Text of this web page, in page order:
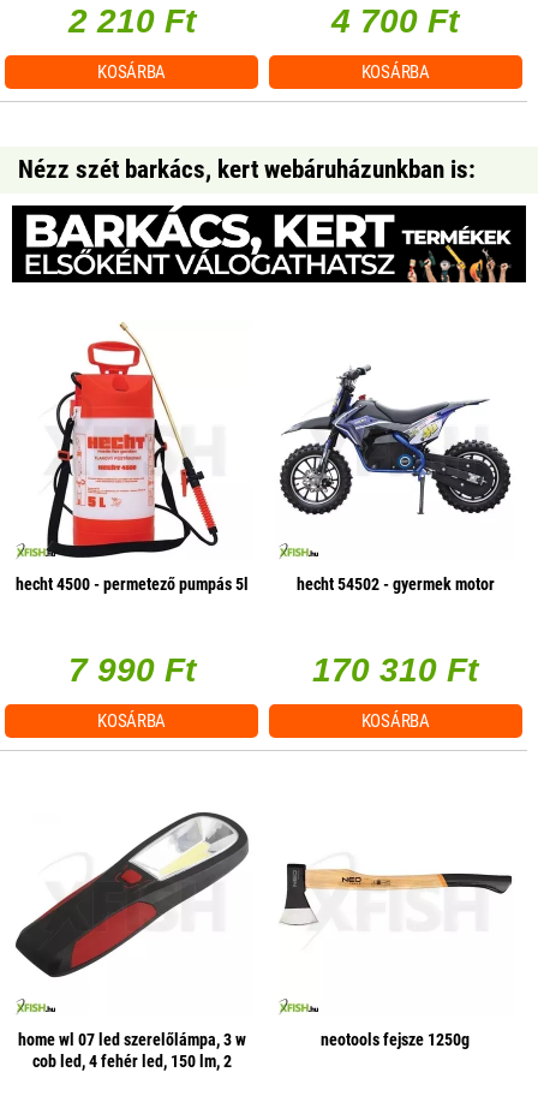
2 210 Ft
KOSÁRBA
4 700 Ft
KOSÁRBA
Nézz szét barkács, kert webáruházunkban is:
hecht 4500 - permetező pumpás 5l
7 990 Ft
KOSÁRBA
hecht 54502 - gyermek motor
170 310 Ft
KOSÁRBA
home wl 07 led szerelőlámpa, 3 w
cob led, 4 fehér led, 150 lm, 2
neotools fejsze 1250g